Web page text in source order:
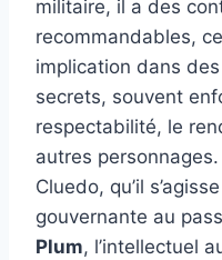
militaire, il a des
recommandables,
implication dans
secrets, souvent
respectabilité, le
autres
Cluedo, qu’il
gouvernante au
Plum, l’intellectuel